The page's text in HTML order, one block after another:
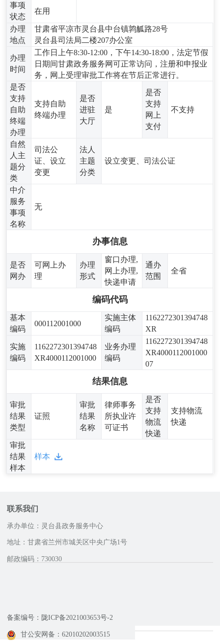
事项
状态
在用
办理
地点
甘肃省平凉市灵台县中台镇鹑觚路28号
灵台县司法局二楼207办公室
办理
时间
工作日上午8:30-12:00，下午14:30-18:00，法定节假
日期间甘肃政务服务网可正常访问，注册和申报业
务，网上受理审批工作将在节后正常进行。
是否
支持
自助
终端
办理
支持自助
终端办理
是否
进驻
大厅
是
是否
支持
网上
支付
不支持
自然
人主
题分
类
司法公
证、设立
变更
法人
主题
分类
设立变更、司法公证
中介
服务
事项
名称
无
办事信息
是否
网办
可网上办
理
办理
形式
窗口办理,
网上办理,
快递申请
通办
范围
全省
编码代码
基本
编码
000112001000
实施主体
编码
1162272301394748
XR
实施
编码
1162272301394748
XR4000112001000
业务办理
编码
1162272301394748
XR4000112001000
07
结果信息
审批
结果
类型
证照
审批
结果
名称
律师事务
所执业许
可证书
是否
支持
物流
快递
支持物流
快递
审批
结果
样本
样本
联系我们
承办单位：灵台县政务服务中心
地址：甘肃省兰州市城关区中央广场1号
邮政编码：730030
备案编号：陇ICP备2021003653号-2
甘公安网备：62010202003515